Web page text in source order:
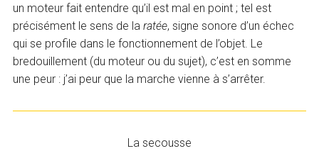
un moteur fait entendre qu’il est mal en point ; tel est
précisément le sens de laratée, signe sonore d’un échec
qui se profile dans le fonctionnement de l’objet. Le
bredouillement (du moteur ou du sujet), c’est en somme
une peur : j’ai peur que la marche vienne à s’arrêter.
La secousse